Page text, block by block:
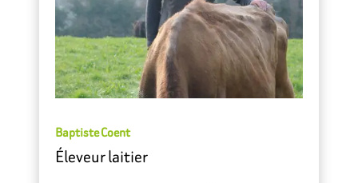
Baptiste Coent
Éleveur laitier